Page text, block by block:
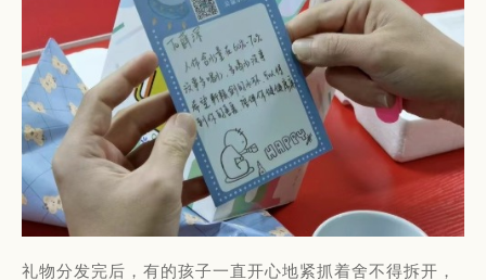
礼物分发完后，有的孩子一直开心地紧抓着舍不得拆开，